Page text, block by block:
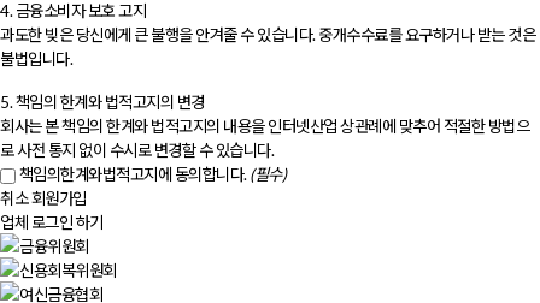
4. 금융소비자 보호 고지
과도한 빚은 당신에게 큰 불행을 안겨줄 수 있습니다. 중개수수료를 요구하거나 받는 것은
불법입니다.
5. 책임의 한계와 법적고지의 변경
회사는 본 책임의 한계와 법적고지의 내용을 인터넷산업 상관례에 맞추어 적절한 방법으
로 사전 통지 없이 수시로 변경할 수 있습니다.
책임의한계와법적고지에 동의합니다. (필수)
취소회원가입
업체 로그인 하기